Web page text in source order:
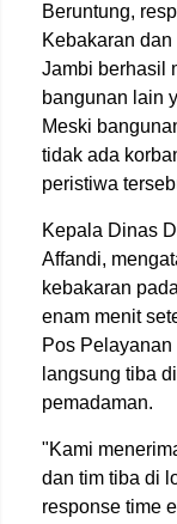
Beruntung,
Kebakaran
Jambi berhasil
bangunan lain
Meski
tidak ada
peristiwa
Kepala Dinas
Affandi,
kebakaran
enam menit
Pos
langsung tiba
pemadaman.
"Kami
dan tim tiba di
response time